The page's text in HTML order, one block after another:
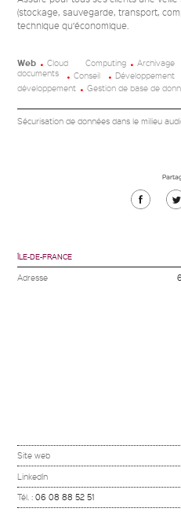
(stockage, sauvegarde, transport,
technique qu’économique.
Web Cloud Computing
documents
Conseil
développement
Gestion de base de
Sécurisation de données dans le milieu
ÎLE-DE-FRANCE
Adresse
Site web
LinkedIn
Tél. : 06 08 88 52 51